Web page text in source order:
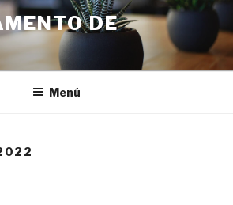
DE
Menú